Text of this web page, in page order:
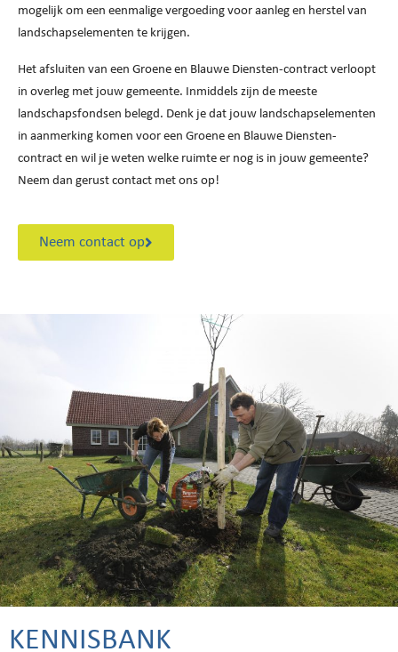
mogelijk om een eenmalige vergoeding voor aanleg en herstel van
landschapselementen te krijgen.
Het afsluiten van een Groene en Blauwe Diensten-contract verloopt
in overleg met jouw gemeente. Inmiddels zijn de meeste
landschapsfondsen belegd. Denk je dat jouw landschapselementen
in aanmerking komen voor een Groene en Blauwe Diensten-
contract en wil je weten welke ruimte er nog is in jouw gemeente?
Neem dan gerust contact met ons op!
Neem contact op
KENNISBANK